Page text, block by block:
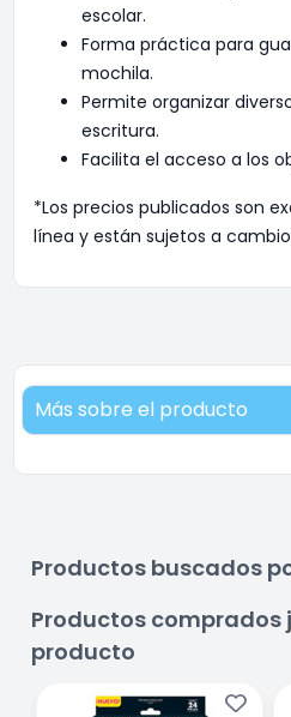
escolar.
Forma práctica para
mochila.
Permite organizar
escritura.
Facilita el acceso a los
*Los precios publicados son
línea y están sujetos a
Más sobre el producto
Productos buscados
Productos comprados
producto